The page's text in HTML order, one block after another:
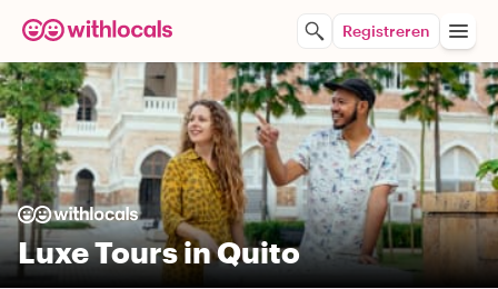
Registreren
Luxe Tours in Quito